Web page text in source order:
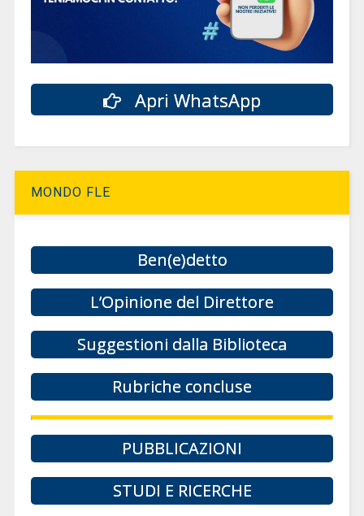
Apri WhatsApp
MONDO FLE
Ben(e)detto
L’Opinione del Direttore
Suggestioni dalla Biblioteca
Rubriche concluse
PUBBLICAZIONI
STUDI E RICERCHE